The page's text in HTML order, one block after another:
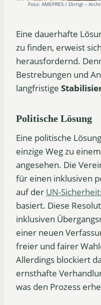
Foto: AMEPRES / Dirrigl –
Eine dauerhafte
zu finden, erweist
herausfordernd.
Bestrebungen und
langfristige
Politische Lösung
Eine politische
einzige Weg zu
angesehen. Die
für einen inklusiven
auf der UN-
basiert. Diese
inklusiven
einer neuen
freier und fairer
Allerdings blockiert
ernsthafte
was den Prozess